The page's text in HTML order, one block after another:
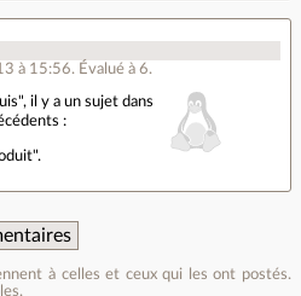
à 15:56. Évalué à 6.
il y a un sujet dans
:
à celles et ceux qui les ont postés.